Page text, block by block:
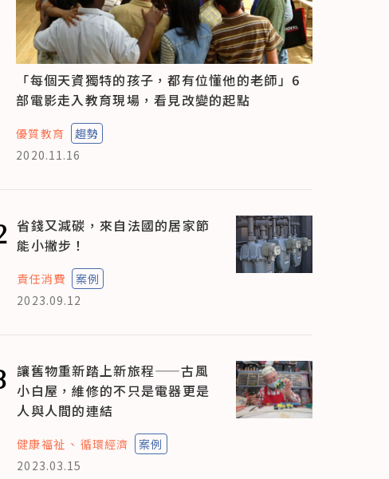
「每個天資獨特的孩子，都有位懂他的老師」6
部電影走入教育現場，看見改變的起點
優質教育
趨勢
2020.11.16
省錢又減碳，來自法國的居家節
能小撇步！
責任消費
案例
2023.09.12
讓舊物重新踏上新旅程——古風
小白屋，維修的不只是電器更是
人與人間的連結
健康福祉 循環經濟
案例
2023.03.15